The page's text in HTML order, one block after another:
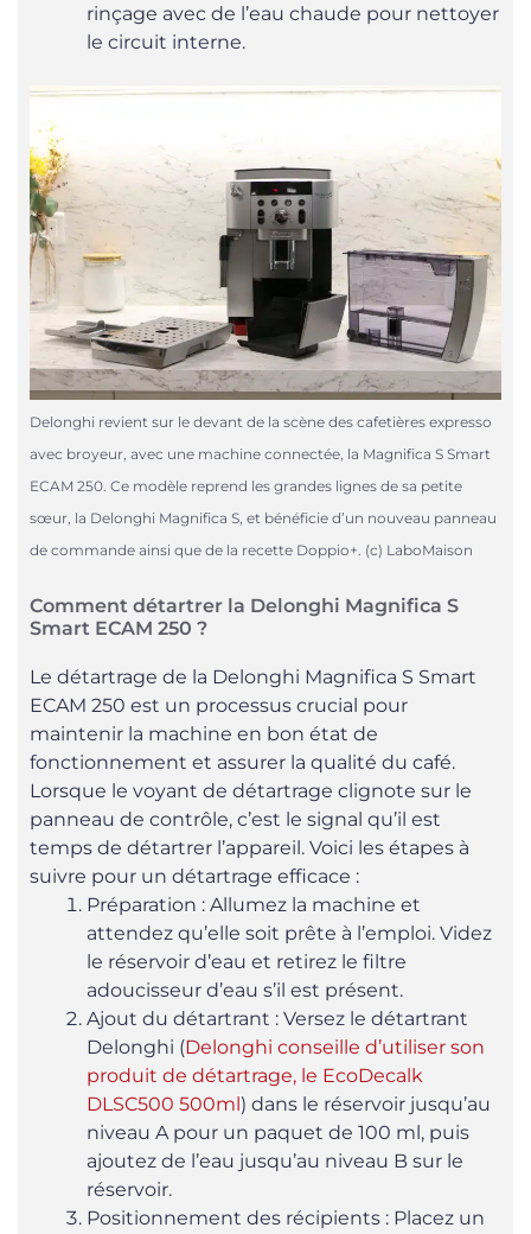
rinçage avec de l’eau chaude pour nettoyer
le circuit interne.
Delonghi revient sur le devant de la scène des cafetières expresso
avec broyeur, avec une machine connectée, la Magnifica S Smart
ECAM 250. Ce modèle reprend les grandes lignes de sa petite
sœur, la Delonghi Magnifica S, et bénéficie d’un nouveau panneau
de commande ainsi que de la recette Doppio+. (c) LaboMaison
Comment détartrer la Delonghi Magnifica S
Smart ECAM 250 ?
Le détartrage de la Delonghi Magnifica S Smart
ECAM 250 est un processus crucial pour
maintenir la machine en bon état de
fonctionnement et assurer la qualité du café.
Lorsque le voyant de détartrage clignote sur le
panneau de contrôle, c’est le signal qu’il est
temps de détartrer l’appareil. Voici les étapes à
suivre pour un détartrage efficace :
Préparation : Allumez la machine et
attendez qu’elle soit prête à l’emploi. Videz
le réservoir d’eau et retirez le filtre
adoucisseur d’eau s’il est présent.
Ajout du détartrant : Versez le détartrant
Delonghi (Delonghi conseille d’utiliser son
produit de détartrage, le EcoDecalk
DLSC500 500ml ) dans le réservoir jusqu’au
niveau A pour un paquet de 100 ml, puis
ajoutez de l’eau jusqu’au niveau B sur le
réservoir.
Positionnement des récipients : Placez un